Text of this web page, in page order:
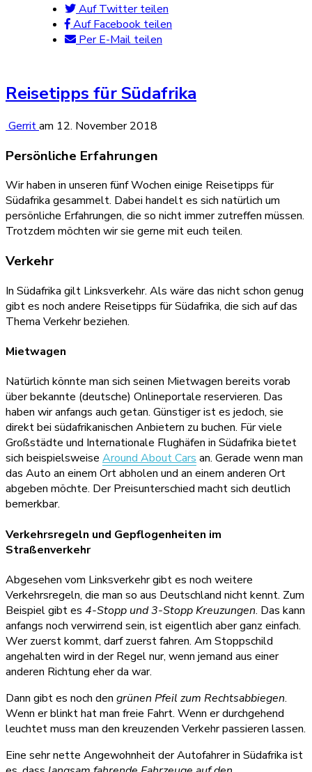
Auf Twitter teilen
Auf Facebook teilen
Per E-Mail teilen
Reisetipps für Südafrika
Gerritam 12. November 2018
Persönliche Erfahrungen
Wir haben in unseren fünf Wochen einige Reisetipps für
Südafrika gesammelt. Dabei handelt es sich natürlich um
persönliche Erfahrungen, die so nicht immer zutreffen müssen.
Trotzdem möchten wir sie gerne mit euch teilen.
Verkehr
In Südafrika gilt Linksverkehr. Als wäre das nicht schon genug
gibt es noch andere Reisetipps für Südafrika, die sich auf das
Thema Verkehr beziehen.
Mietwagen
Natürlich könnte man sich seinen Mietwagen bereits vorab
über bekannte (deutsche) Onlineportale reservieren. Das
haben wir anfangs auch getan. Günstiger ist es jedoch, sie
direkt bei südafrikanischen Anbietern zu buchen. Für viele
Großstädte und Internationale Flughäfen in Südafrika bietet
sich beispielsweise Around About Cars an. Gerade wenn man
das Auto an einem Ort abholen und an einem anderen Ort
abgeben möchte. Der Preisunterschied macht sich deutlich
bemerkbar.
Verkehrsregeln und Gepflogenheiten im
Straßenverkehr
Abgesehen vom Linksverkehr gibt es noch weitere
Verkehrsregeln, die man so aus Deutschland nicht kennt. Zum
Beispiel gibt es 4-Stopp und 3-Stopp Kreuzungen. Das kann
anfangs noch verwirrend sein, ist eigentlich aber ganz einfach.
Wer zuerst kommt, darf zuerst fahren. Am Stoppschild
angehalten wird in der Regel nur, wenn jemand aus einer
anderen Richtung eher da war.
Dann gibt es noch den grünen Pfeil zum Rechtsabbiegen.
Wenn er blinkt hat man freie Fahrt. Wenn er durchgehend
leuchtet muss man den kreuzenden Verkehr passieren lassen.
Eine sehr nette Angewohnheit der Autofahrer in Südafrika ist